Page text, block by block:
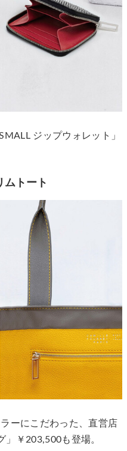
ジップウォレット」
ムトート
ーにこだわった、直営店
」￥203,500も登場。